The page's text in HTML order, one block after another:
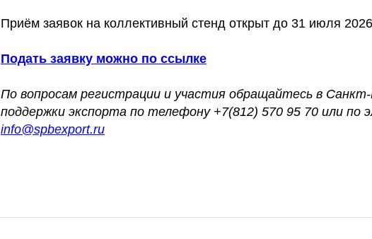
Приём заявок на коллективный стенд открыт до 31 июля
Подать заявку можно по ссылке
По вопросам регистрации и участия обращайтесь в
поддержки экспорта по телефону +7(812) 570 95 70 или по
info@spbexport.ru